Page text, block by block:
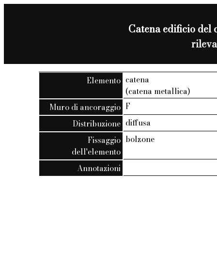
Catena edificio
Elemento catena
(catena metallica)
Muro di ancoraggio F
Distribuzione diffusa
Fissaggio
dell'elemento
bolzone
Annotazioni